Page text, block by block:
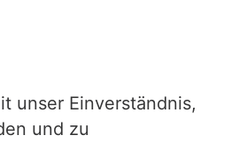
unser Einverständnis,
und zu